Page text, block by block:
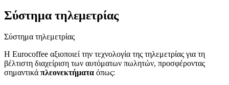
Σύστημα τηλεμετρίας
Σύστημα τηλεμετρίας
Η Eurocoffee αξιοποιεί την τεχνολογία της τηλεμετρίας για τη
βέλτιστη διαχείριση των αυτόματων πωλητών, προσφέροντας
σημαντικά πλεονεκτήματα όπως: